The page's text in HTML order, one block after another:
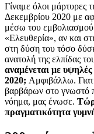
Γίναμε όλοι μάρτυρες
Δεκεμβρίου 2020 με
μέσω του
«Ελευθερία», αν και
στη δύση του τόσο
ανατολή της ελπίδας
αναμένεται με
2020; Αμφιβάλλω.
βαρβάρων στο γνωστό
νόημα, μας ένωσε.
πραγματικότητα